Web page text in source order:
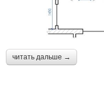
читать дальше →